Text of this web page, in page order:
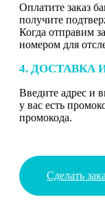
Оплатите заказ
получите
Когда отправим
номером для
4. ДОСТАВКА
Введите адрес и
у вас есть
промокода.
Сделать